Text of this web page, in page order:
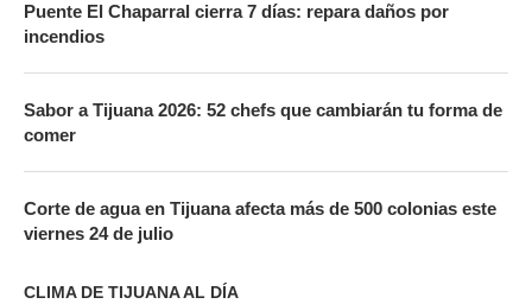
Puente El Chaparral cierra 7 días: repara daños por
incendios
Sabor a Tijuana 2026: 52 chefs que cambiarán tu forma de
comer
Corte de agua en Tijuana afecta más de 500 colonias este
viernes 24 de julio
CLIMA DE TIJUANA AL DÍA